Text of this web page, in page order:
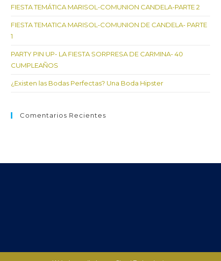
FIESTA TEMÁTICA MARISOL-COMUNION CANDELA-PARTE 2
FIESTA TEMATICA MARISOL-COMUNION DE CANDELA- PARTE
1
PARTY PIN UP- LA FIESTA SORPRESA DE CARMINA- 40
CUMPLEAÑOS
¿Existen las Bodas Perfectas? Una Boda Hipster
Comentarios Recientes